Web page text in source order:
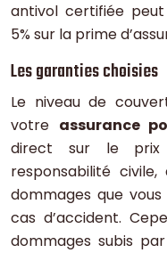
antivol certifiée
5% sur la prime
Les garanties choisies
Le niveau de
votre assurance
direct sur le
responsabilité
dommages que
cas d’accident.
dommages subis